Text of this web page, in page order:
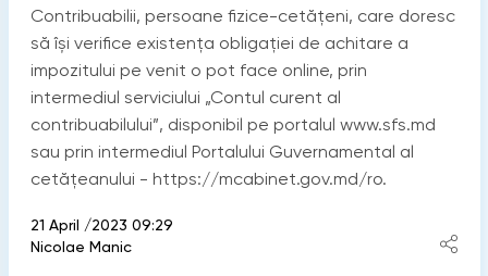
Contribuabilii, persoane fizice-cetățeni, care doresc
să își verifice existența obligației de achitare a
impozitului pe venit o pot face online, prin
intermediul serviciului „Contul curent al
contribuabilului”, disponibil pe portalul www.sfs.md
sau prin intermediul Portalului Guvernamental al
cetățeanului - https://mcabinet.gov.md/ro.
21 April /2023 09:29
Nicolae Manic